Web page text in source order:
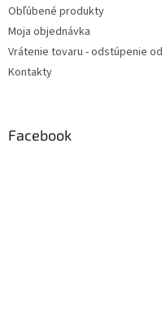
Obľúbené produkty
Moja objednávka
Vrátenie tovaru - odstúpenie od
Kontakty
Facebook